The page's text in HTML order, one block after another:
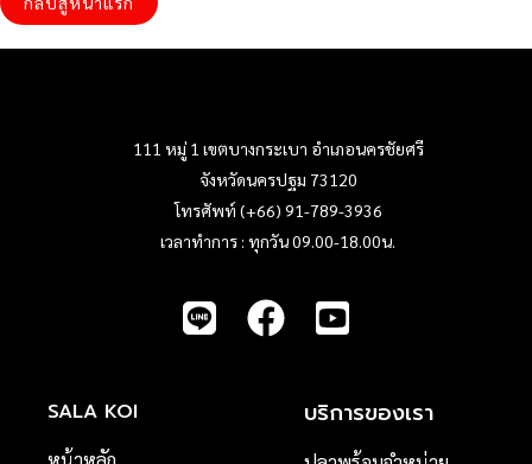
111 หมู่ 1 เขตบางกระเบา อำเภอนครชัยศรี
จังหวัดนครปฐม 73120
โทรศัพท์ (+66) 91-789-3936
เวลาทำการ : ทุกวัน 09.00-18.00น.
SALA KOI บริการของเรา